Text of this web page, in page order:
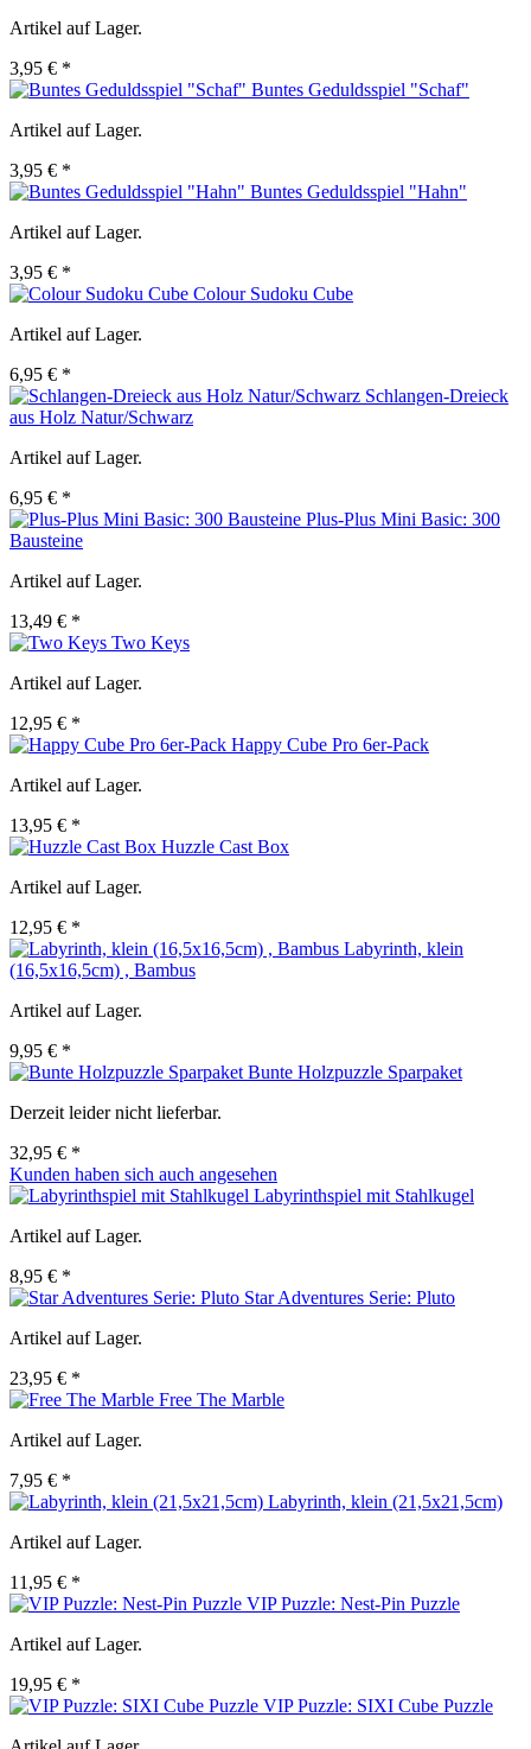
Artikel auf Lager.
3,95 € *
Buntes Geduldsspiel "Schaf"
Artikel auf Lager.
3,95 € *
Buntes Geduldsspiel "Hahn"
Artikel auf Lager.
3,95 € *
Colour Sudoku Cube
Artikel auf Lager.
6,95 € *
Schlangen-Dreieck
aus Holz Natur/Schwarz
Artikel auf Lager.
6,95 € *
Plus-Plus Mini Basic: 300
Bausteine
Artikel auf Lager.
13,49 € *
Two Keys
Artikel auf Lager.
12,95 € *
Happy Cube Pro 6er-Pack
Artikel auf Lager.
13,95 € *
Huzzle Cast Box
Artikel auf Lager.
12,95 € *
Labyrinth, klein
(16,5x16,5cm) , Bambus
Artikel auf Lager.
9,95 € *
Bunte Holzpuzzle Sparpaket
Derzeit leider nicht lieferbar.
32,95 € *
Kunden haben sich auch angesehen
Labyrinthspiel mit Stahlkugel
Artikel auf Lager.
8,95 € *
Star Adventures Serie: Pluto
Artikel auf Lager.
23,95 € *
Free The Marble
Artikel auf Lager.
7,95 € *
Labyrinth, klein (21,5x21,5cm)
Artikel auf Lager.
11,95 € *
VIP Puzzle: Nest-Pin Puzzle
Artikel auf Lager.
19,95 € *
VIP Puzzle: SIXI Cube Puzzle